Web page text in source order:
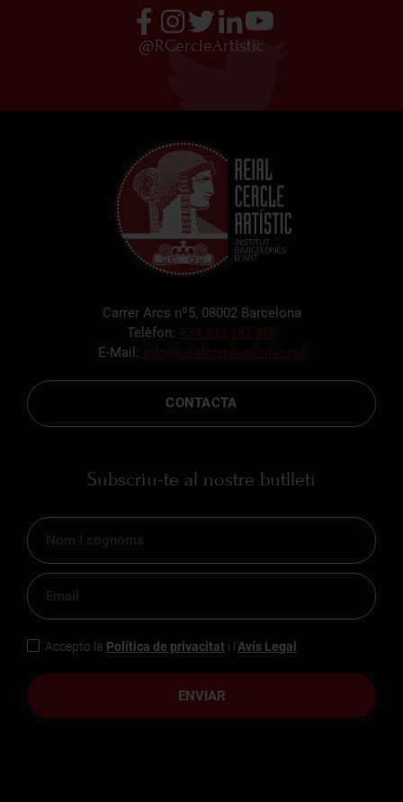
@RCercleArtistic
Carrer Arcs nº5, 08002 Barcelona
Telèfon: +34 933 187 866
E-Mail: info@reialcercleartistic.cat
CONTACTA
Subscriu-te al nostre butlletí
ENVIAR
Accepto la Política de privacitat i l'Avís Legal